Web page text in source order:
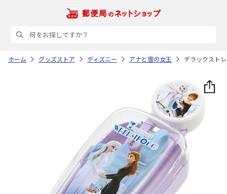
ホーム グッズストア ディズニー アナと雪の女王 デラックスト